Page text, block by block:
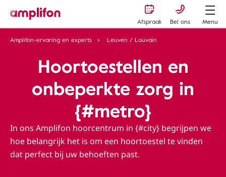
Afspraak Bel ons
Menu
Amplifon-ervaring en experts
Leuven / Louvain
Hoortoestellen en
onbeperkte zorg in
{#metro}
In ons Amplifon hoorcentrum in {#city} begrijpen we
hoe belangrijk het is om een ​​hoortoestel te vinden
dat perfect bij uw behoeften past.